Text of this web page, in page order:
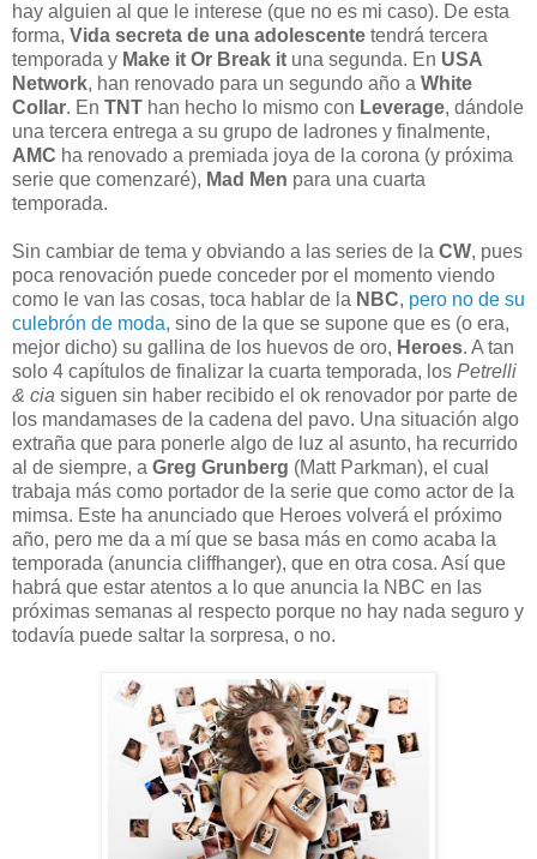
hay alguien al que le interese (que no es mi caso). De esta
forma, Vida secreta de una adolescente tendrá tercera
temporada y Make it Or Break it una segunda. En USA
Network, han renovado para un segundo año a White
Collar. En TNT han hecho lo mismo con Leverage, dándole
una tercera entrega a su grupo de ladrones y finalmente,
AMC ha renovado a premiada joya de la corona (y próxima
serie que comenzaré), Mad Men para una cuarta
temporada.
Sin cambiar de tema y obviando a las series de la CW, pues
poca renovación puede conceder por el momento viendo
como le van las cosas, toca hablar de la NBC, pero no de su
culebrón de moda, sino de la que se supone que es (o era,
mejor dicho) su gallina de los huevos de oro, Heroes. A tan
solo 4 capítulos de finalizar la cuarta temporada, los Petrelli
& cia siguen sin haber recibido el ok renovador por parte de
los mandamases de la cadena del pavo. Una situación algo
extraña que para ponerle algo de luz al asunto, ha recurrido
al de siempre, a Greg Grunberg (Matt Parkman), el cual
trabaja más como portador de la serie que como actor de la
mimsa. Este ha anunciado que Heroes volverá el próximo
año, pero me da a mí que se basa más en como acaba la
temporada (anuncia cliffhanger), que en otra cosa. Así que
habrá que estar atentos a lo que anuncia la NBC en las
próximas semanas al respecto porque no hay nada seguro y
todavía puede saltar la sorpresa, o no.